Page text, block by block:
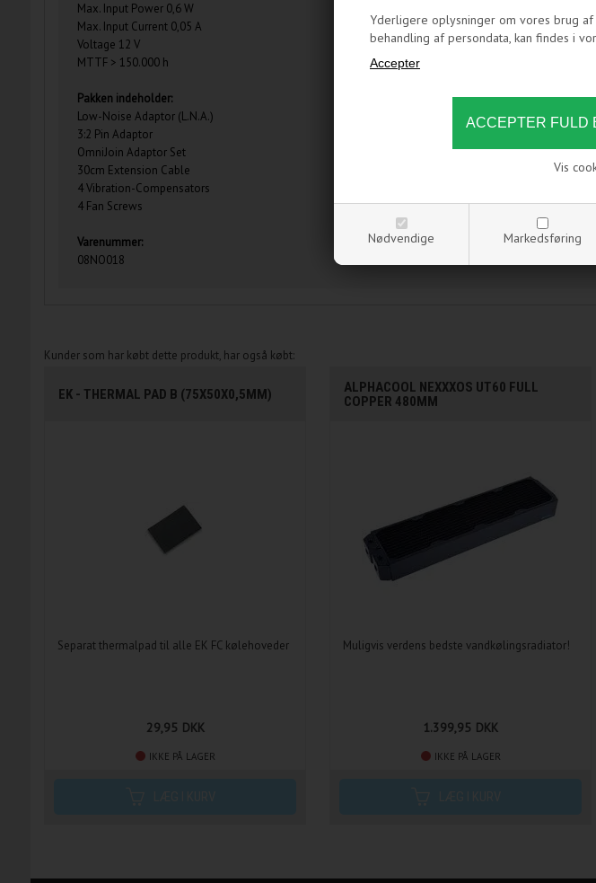
Yderligere oplysninger om vores brug af
behandling af persondata, kan findes i
Nødvendige Markedsføring
Vis
Max. Input Power 0,6 W
Max. Input Current 0,05 A
Voltage 12 V
MTTF > 150.000 h
Pakken indeholder:
Low-Noise Adaptor (L.N.A.)
3:2 Pin Adaptor
OmniJoin Adaptor Set
30cm Extension Cable
4 Vibration-Compensators
4 Fan Screws
Varenummer:
08NO018
Kunder som har købt dette produkt, har også købt:
EK - THERMAL PAD B (75X50X0,5MM)
Separat thermalpad til alle EK FC kølehoveder
29,95 DKK
IKKE PÅ LAGER
ALPHACOOL NEXXXOS UT60 FULL
COPPER 480MM
Muligvis verdens bedste vandkølingsradiator!
1.399,95 DKK
IKKE PÅ LAGER